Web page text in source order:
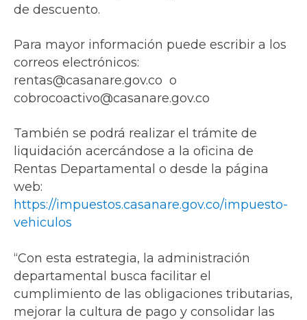
de descuento.
Para mayor información puede escribir a los
correos electrónicos:
rentas@casanare.gov.co o
cobrocoactivo@casanare.gov.co
También se podrá realizar el trámite de
liquidación acercándose a la oficina de
Rentas Departamental o desde la página
web:
https://impuestos.casanare.gov.co/impuesto-
vehiculos
“Con esta estrategia, la administración
departamental busca facilitar el
cumplimiento de las obligaciones tributarias,
mejorar la cultura de pago y consolidar las